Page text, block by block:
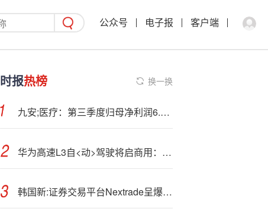
公众号 电子报 客户端
时报热榜 换一换
九安;医疗：第三季度归母净利润6.69亿元 同比下降12.78%
华为高速L3自<动>驾驶将启商用：专属人机交互界面首次曝光
韩国新:证券交易平台Nextrade呈爆炸式增长 盘前交易尤其受散户追捧